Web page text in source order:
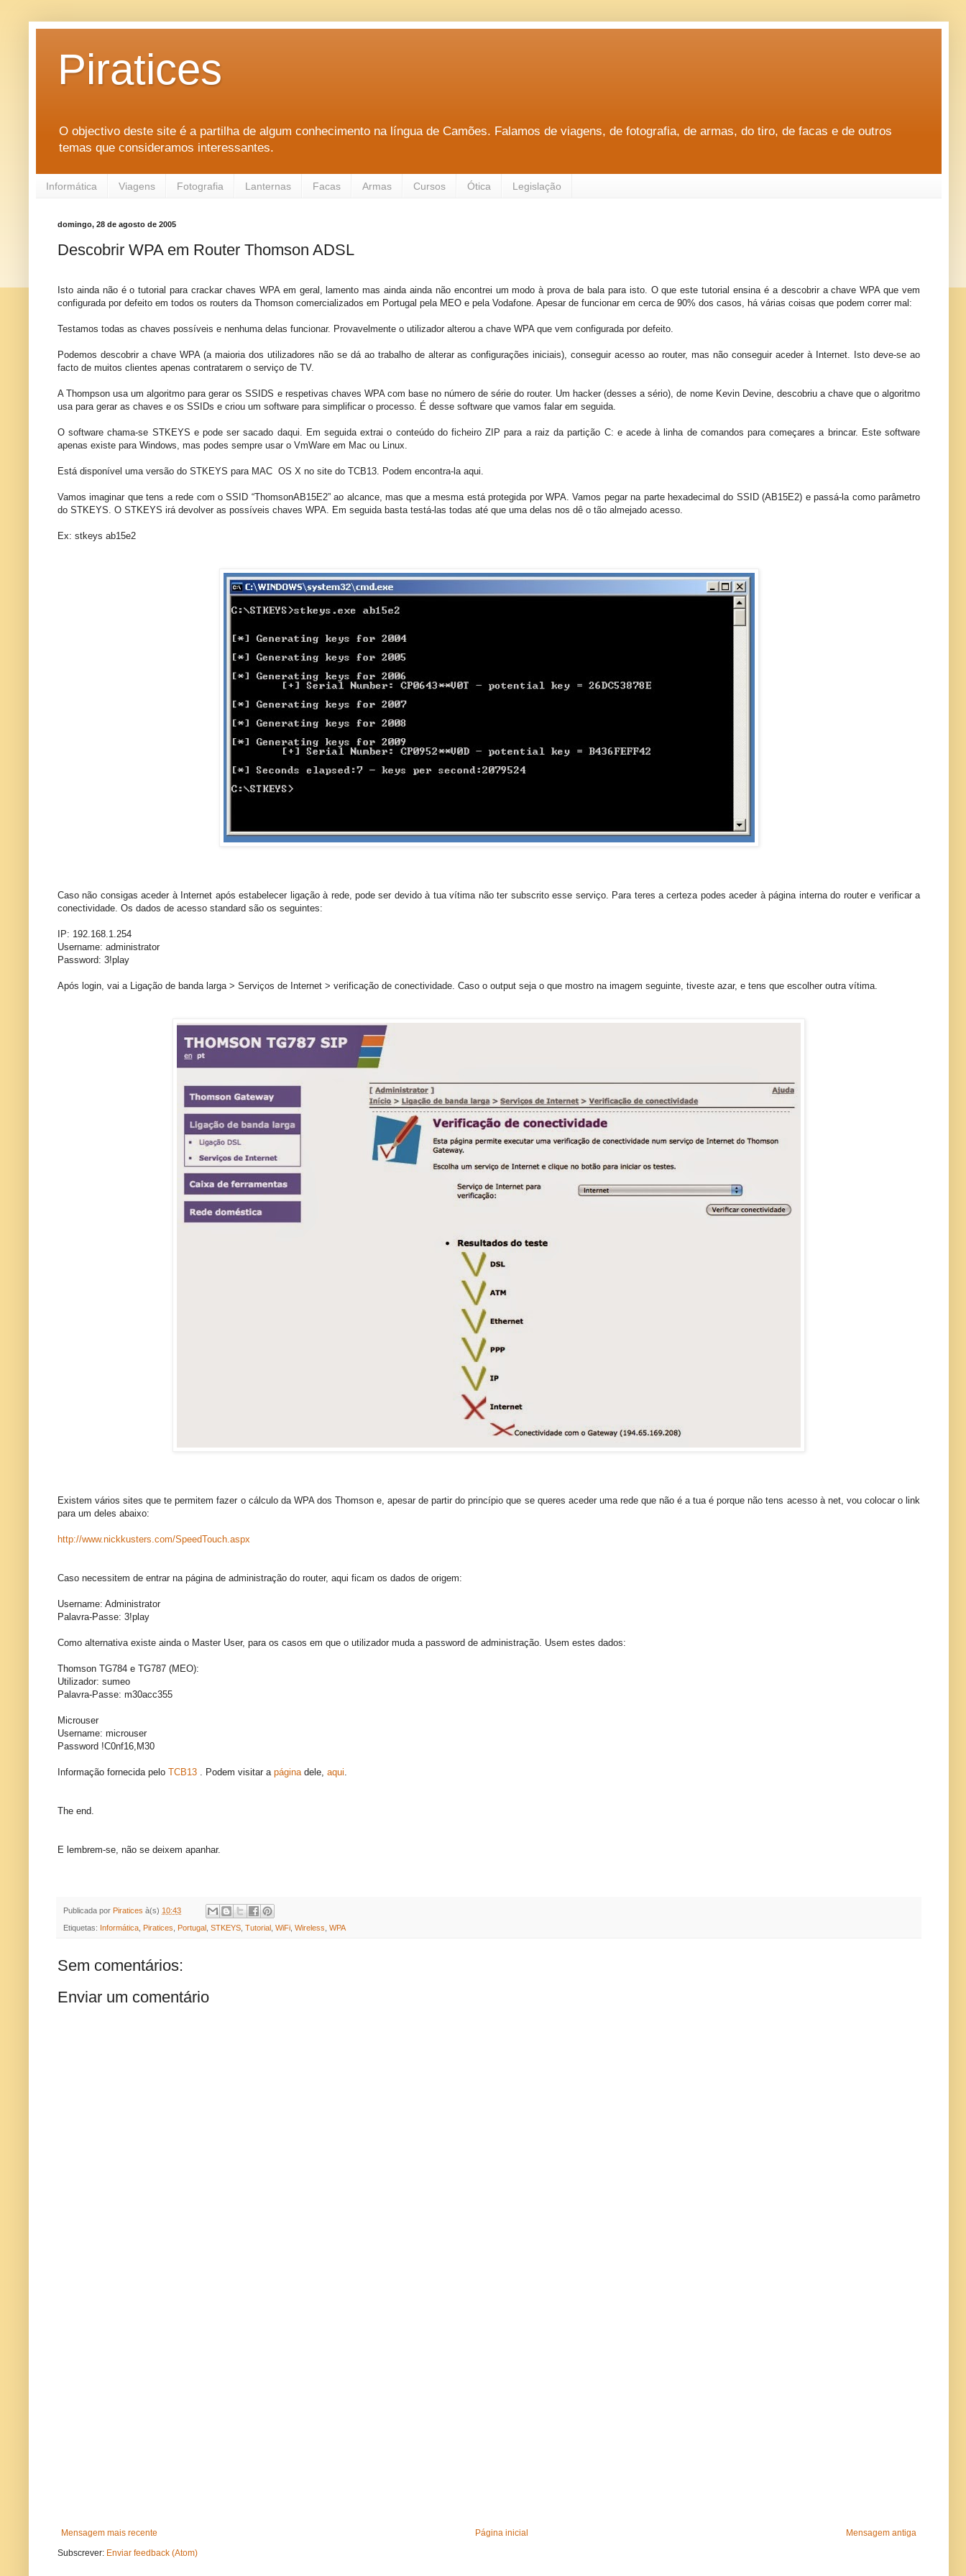
Piratices
O objectivo deste site é a partilha de algum conhecimento na língua de Camões. Falamos de viagens, de fotografia, de armas, do tiro, de facas e de outros
temas que consideramos interessantes.
Informática Viagens Fotografia Lanternas Facas Armas Cursos Ótica Legislação
domingo, 28 de agosto de 2005
Descobrir WPA em Router Thomson ADSL
Isto ainda não é o tutorial para crackar chaves WPA em geral, lamento mas ainda ainda não encontrei um modo à prova de bala para isto. O que este tutorial ensina é a descobrir a chave WPA que vem
configurada por defeito em todos os routers da Thomson comercializados em Portugal pela MEO e pela Vodafone. Apesar de funcionar em cerca de 90% dos casos, há várias coisas que podem correr mal:
Testamos todas as chaves possíveis e nenhuma delas funcionar. Provavelmente o utilizador alterou a chave WPA que vem configurada por defeito.
Podemos descobrir a chave WPA (a maioria dos utilizadores não se dá ao trabalho de alterar as configurações iniciais), conseguir acesso ao router, mas não conseguir aceder à Internet. Isto deve-se ao
facto de muitos clientes apenas contratarem o serviço de TV.
A Thompson usa um algoritmo para gerar os SSIDS e respetivas chaves WPA com base no número de série do router. Um hacker (desses a sério), de nome Kevin Devine, descobriu a chave que o algoritmo
usa para gerar as chaves e os SSIDs e criou um software para simplificar o processo. É desse software que vamos falar em seguida.
O software chama-se STKEYS e pode ser sacado daqui. Em seguida extrai o conteúdo do ficheiro ZIP para a raiz da partição C: e acede à linha de comandos para começares a brincar. Este software
apenas existe para Windows, mas podes sempre usar o VmWare em Mac ou Linux.
Está disponível uma versão do STKEYS para MAC OS X no site do TCB13. Podem encontra-la aqui.
Vamos imaginar que tens a rede com o SSID “ThomsonAB15E2” ao alcance, mas que a mesma está protegida por WPA. Vamos pegar na parte hexadecimal do SSID (AB15E2) e passá-la como parâmetro
do STKEYS. O STKEYS irá devolver as possíveis chaves WPA. Em seguida basta testá-las todas até que uma delas nos dê o tão almejado acesso.
Ex: stkeys ab15e2
Caso não consigas aceder à Internet após estabelecer ligação à rede, pode ser devido à tua vítima não ter subscrito esse serviço. Para teres a certeza podes aceder à página interna do router e verificar a
conectividade. Os dados de acesso standard são os seguintes:
IP: 192.168.1.254
Username: administrator
Password: 3!play
Após login, vai a Ligação de banda larga > Serviços de Internet > verificação de conectividade. Caso o output seja o que mostro na imagem seguinte, tiveste azar, e tens que escolher outra vítima.
Existem vários sites que te permitem fazer o cálculo da WPA dos Thomson e, apesar de partir do princípio que se queres aceder uma rede que não é a tua é porque não tens acesso à net, vou colocar o link
para um deles abaixo:
http://www.nickkusters.com/SpeedTouch.aspx
Caso necessitem de entrar na página de administração do router, aqui ficam os dados de origem:
Username: Administrator
Palavra-Passe: 3!play
Como alternativa existe ainda o Master User, para os casos em que o utilizador muda a password de administração. Usem estes dados:
Thomson TG784 e TG787 (MEO):
Utilizador: sumeo
Palavra-Passe: m30acc355
Microuser
Username: microuser
Password !C0nf16,M30
Informação fornecida pelo TCB13 . Podem visitar a página dele, aqui
The end.
E lembrem-se, não se deixem apanhar.
Publicada por Piratices à(s) 10:43
Etiquetas: Informática Piratices Portugal STKEYS Tutorial WiFi Wireless WPA
Sem comentários:
Enviar um comentário
Mensagem mais recente Mensagem antiga
Página inicial
Subscrever: Enviar feedback (Atom)